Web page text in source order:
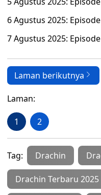
6 Agustus 2025:
7 Agustus 2025:
Laman berikutnya
Laman:
1 2
Tag: Drachin
Drachin Terbaru 2025